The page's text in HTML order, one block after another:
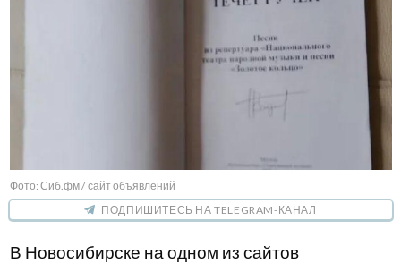
Фото: Сиб.фм / сайт объявлений
ПОДПИШИТЕСЬ НА TELEGRAM-КАНАЛ
В Новосибирске на одном из сайтов